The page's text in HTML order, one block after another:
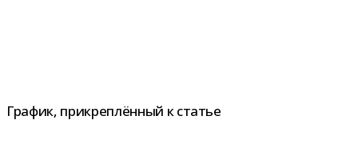
График, при­креп­лён­ный к статье